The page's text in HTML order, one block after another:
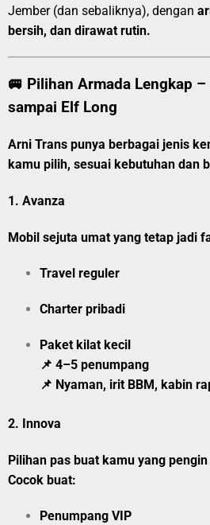
Jember (dan sebaliknya), dengan
bersih, dan dirawat rutin.
🚐 Pilihan Armada Lengkap
sampai Elf Long
Arni Trans punya berbagai jenis
kamu pilih, sesuai kebutuhan dan
1. Avanza
Mobil sejuta umat yang tetap jadi
Travel reguler
Charter pribadi
Paket kilat kecil
📌 4–5 penumpang
📌 Nyaman, irit BBM, kabin
2. Innova
Pilihan pas buat kamu yang
Cocok buat:
Penumpang VIP